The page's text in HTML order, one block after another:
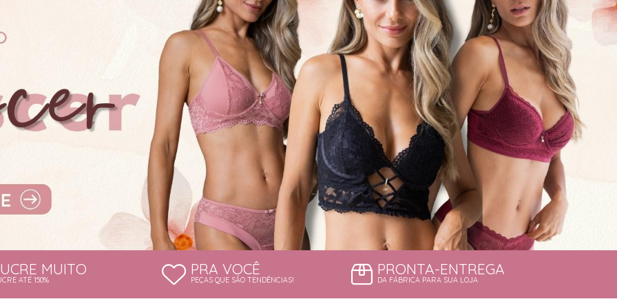
MUITO
ATÉ 150%
PRA VOCÊ
PEÇAS QUE SÃO TENDÊNCIAS!
PRONTA-ENTREGA
DA FÁBRICA PARA SUA LOJA